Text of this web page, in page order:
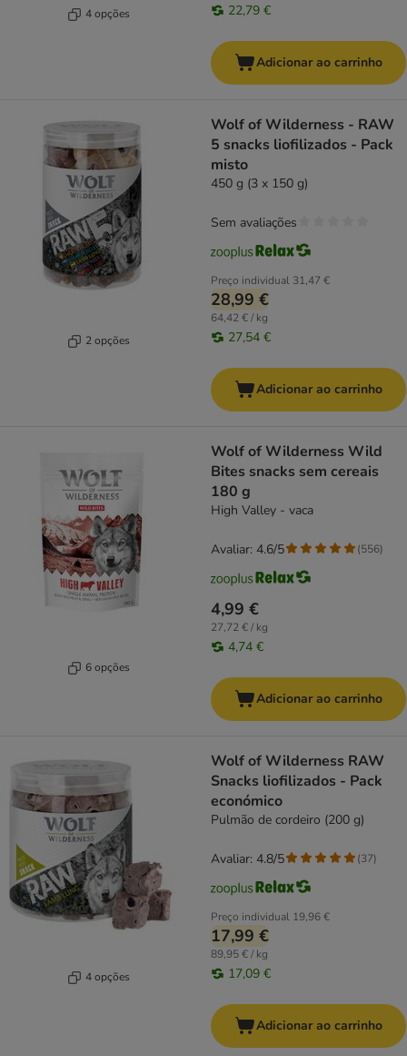
4 opções 22,79 €
Adicionar ao carrinho
2 opções
Wolf of Wilderness - RAW
5 snacks liofilizados - Pack
misto
450 g (3 x 150 g)
Preço individual 31,47 €
28,99 €
64,42 € / kg
27,54 €
Sem avaliações
Adicionar ao carrinho
6 opções
Wolf of Wilderness Wild
Bites snacks sem cereais
180 g
High Valley - vaca
4,99 €
27,72 € / kg
4,74 €
Avaliar: 4.6/5 (556)
Adicionar ao carrinho
4 opções
Wolf of Wilderness RAW
Snacks liofilizados - Pack
económico
Pulmão de cordeiro (200 g)
Preço individual 19,96 €
17,99 €
89,95 € / kg
17,09 €
Avaliar: 4.8/5 (37)
Adicionar ao carrinho